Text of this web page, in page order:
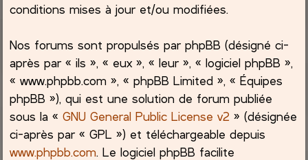
conditions mises à jour et/ou modifiées.
Nos forums sont propulsés par phpBB (désigné ci-
après par « ils », « eux », « leur », « logiciel phpBB »,
« www.phpbb.com », « phpBB Limited », « Équipes
phpBB »), qui est une solution de forum publiée
sous la «GNU General Public License v2 » (désignée
ci-après par « GPL ») et téléchargeable depuis
www.phpbb.com. Le logiciel phpBB facilite